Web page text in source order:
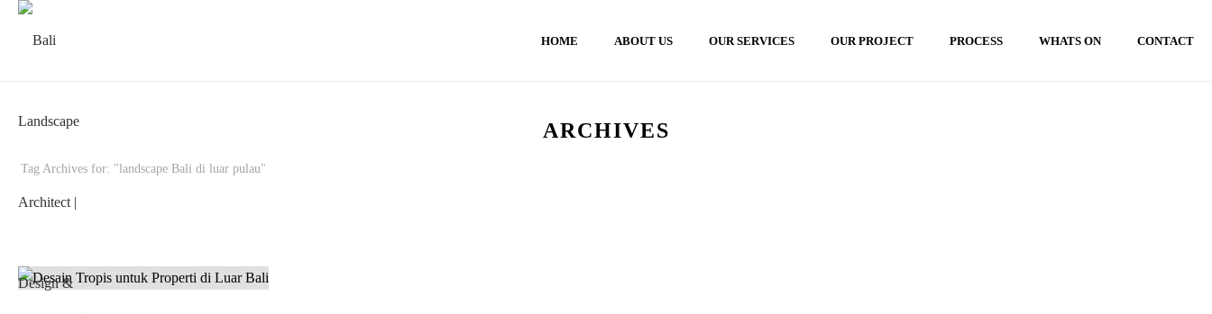
HOME ABOUT US OUR SERVICES OUR PROJECT PROCESS WHATS ON CONTACT
ARCHIVES
Tag Archives for: "landscape Bali di luar pulau"